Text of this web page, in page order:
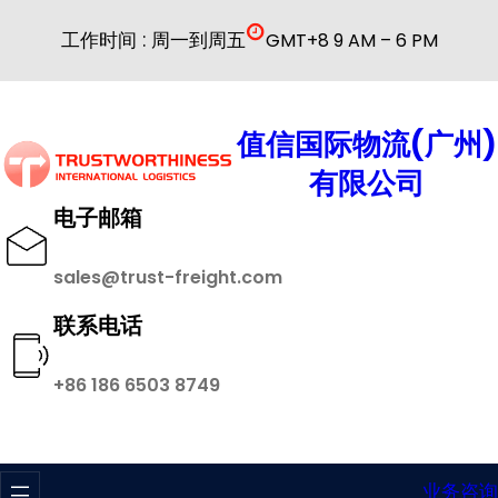
内
工作时间 : 周一到周五 GMT+8 9 AM – 6 PM
值信国际物流(广州)
有限公司
电子邮箱
sales@trust-freight.com
联系电话
+86 186 6503 8749
业务咨询